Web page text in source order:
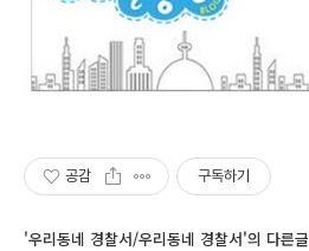
공감 구독하기
'우리동네 경찰서/우리동네 경찰서'의 다른글